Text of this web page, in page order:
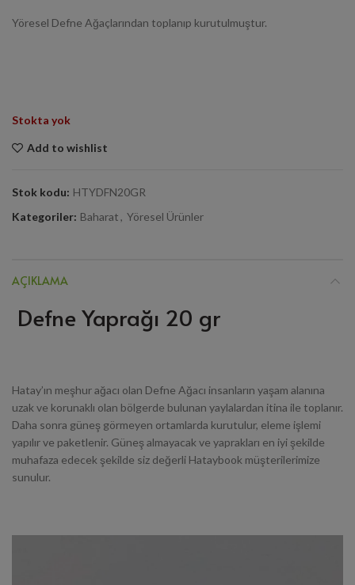
Yöresel Defne Ağaçlarından toplanıp kurutulmuştur.
Stokta yok
Add to wishlist
Stok kodu: HTYDFN20GR
Kategoriler: Baharat, Yöresel Ürünler
AÇIKLAMA
Defne Yaprağı 20 gr
Hatay’ın meşhur ağacı olan Defne Ağacı insanların yaşam alanına
uzak ve korunaklı olan bölgerde bulunan yaylalardan itina ile toplanır.
Daha sonra güneş görmeyen ortamlarda kurutulur, eleme işlemi
yapılır ve paketlenir. Güneş almayacak ve yaprakları en iyi şekilde
muhafaza edecek şekilde siz değerli Hataybook müşterilerimize
sunulur.